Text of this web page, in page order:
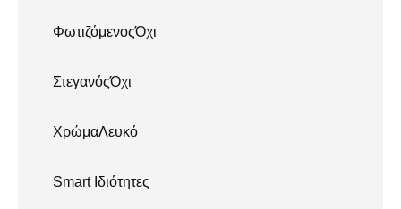
ΦωτιζόμενοςΌχι
ΣτεγανόςΌχι
ΧρώμαΛευκό
Smart Ιδιότητες